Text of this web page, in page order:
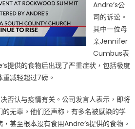
讼
E.
coli
to
rise
St.
Louis
County
Andre’s公
司的诉讼。
其中一位母
亲Jennifer
Cumbus表
提供的食物后出现了严重症状，包括极度
减轻超过7磅。
否认与疫情有关。公司发言人表示，即将
无辜。他们还声称，有多名被感染的学
甚至根本没有食用Andre’s提供的食物。